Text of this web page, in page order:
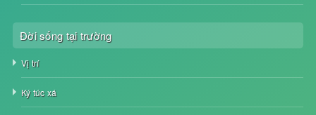
Đời sống tại trường
Vị trí
Ký túc xá